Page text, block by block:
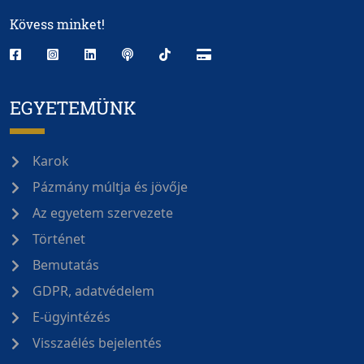
Kövess minket!
EGYETEMÜNK
Karok
Pázmány múltja és jövője
Az egyetem szervezete
Történet
Bemutatás
GDPR, adatvédelem
E-ügyintézés
Visszaélés bejelentés